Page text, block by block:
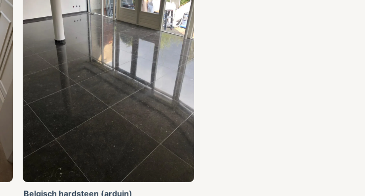
Belgisch hardsteen (arduin)